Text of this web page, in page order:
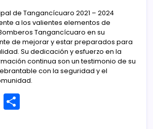
de Tangancícuaro 2021 – 2024
a los valientes elementos de
Tangancícuaro en su
de mejorar y estar preparados para
Su dedicación y esfuerzo en la
continua son un testimonio de su
con la seguridad y el
E
m